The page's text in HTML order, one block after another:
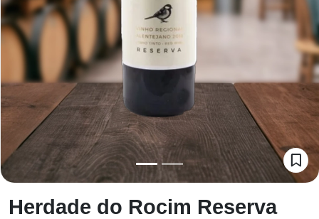
Herdade do Rocim Reserva